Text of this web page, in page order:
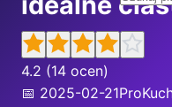
4.2 (14 ocen)
📅 2025-02-21